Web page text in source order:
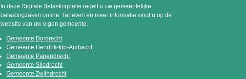
In deze Digitale Belastingbalie regelt u uw gemeentelijke
belastingzaken online. Tarieven en meer informatie vindt u op de
website van uw eigen gemeente.
Gemeente Dordrecht
Gemeente Hendrik-Ido-Ambacht
Gemeente Papendrecht
Gemeente Sliedrecht
Gemeente Zwijndrecht